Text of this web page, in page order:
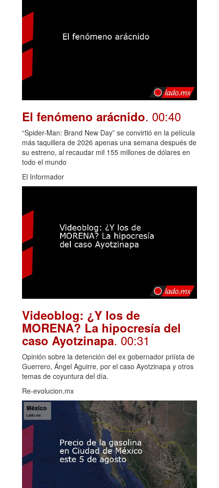
El fenómeno arácnido. 00:40
“Spider-Man: Brand New Day” se convirtió en la película
más taquillera de 2026 apenas una semana después de
su estreno, al recaudar mil 155 millones de dólares en
todo el mundo
El Informador
Videoblog: ¿Y los de
MORENA? La hipocresía del
caso Ayotzinapa. 00:31
Opinión sobre la detención del ex gobernador priísta de
Guerrero, Ángel Aguirre, por el caso Ayotzinapa y otros
temas de coyuntura del día.
Re-evolucion.mx